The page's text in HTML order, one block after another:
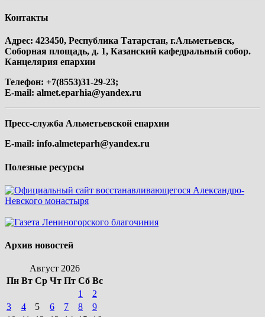
Контакты
Адрес: 423450, Республика Татарстан, г.Альметьевск,
Соборная площадь, д. 1, Казанский кафедральный собор.
Канцелярия епархии
Телефон: +7(8553)31-29-23;
E-mail: almet.eparhia@yandex.ru
Пресс-служба Альметьевской епархии
E-mail: info.almeteparh@yandex.ru
Полезные ресурсы
Архив новостей
Август 2026
Пн Вт Ср Чт Пт Сб Вс
1
2
3
4 5 6 7 8
9